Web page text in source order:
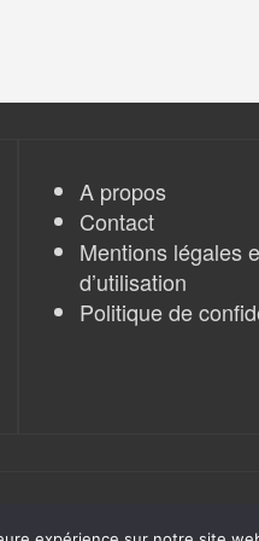
A propos
Contact
Mentions légales
d’utilisation
Politique de